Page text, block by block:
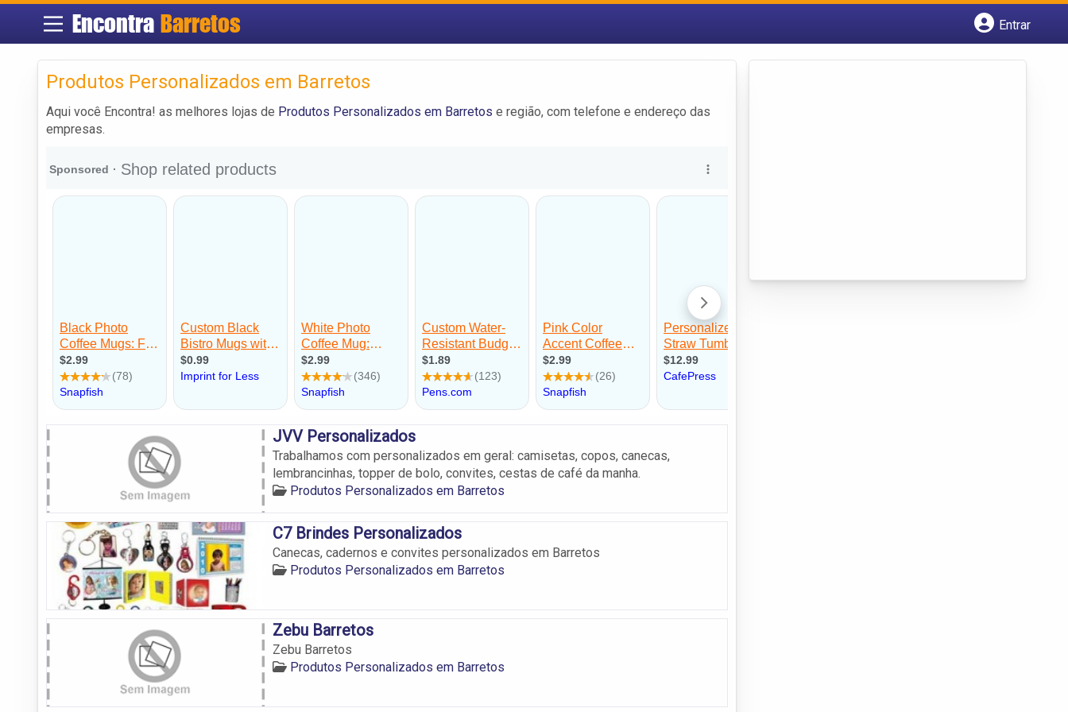
EncontraBarretos
Entrar
Produtos Personalizados em Barretos
Aqui você Encontra! as melhores lojas de Produtos Personalizados em Barretos e região, com telefone e endereço das
empresas.
JVV Personalizados
Trabalhamos com personalizados em geral: camisetas, copos, canecas,
lembrancinhas, topper de bolo, convites, cestas de café da manha.
Produtos Personalizados em Barretos
C7 Brindes Personalizados
Canecas, cadernos e convites personalizados em Barretos
Produtos Personalizados em Barretos
Zebu Barretos
Zebu Barretos
Produtos Personalizados em Barretos